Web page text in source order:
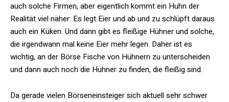
auch solche Firmen, aber eigentlich kommt ein Huhn der
Realität viel näher: Es legt Eier und ab und zu schlüpft daraus
auch ein Küken. Und dann gibt es fleißige Hühner und solche,
die irgendwann mal keine Eier mehr legen. Daher ist es
wichtig, an der Börse Fische von Hühnern zu unterscheiden
und dann auch noch die Hühner zu finden, die fleißig sind.
Da gerade vielen Börseneinsteiger sich aktuell sehr schwer